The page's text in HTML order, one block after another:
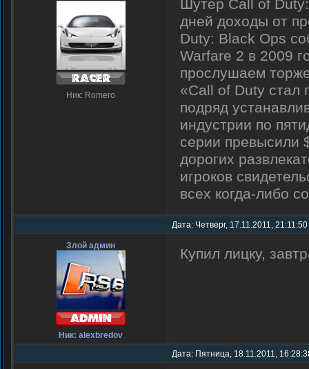
Ник: Romero
Шутер Call of
дней доходы от
Duty: Black Ops
Warfare 2 в 2009
прослушаем
«Call of Duty стал
подряд
индустрии по
серии превысили
дорогих
игроков
всех когда-либо
Дата: Четверг, 17.11.2011,
Злой админ
Ник: alexbredov
Купил лицку,
Дата: Пятница, 18.11.2011,